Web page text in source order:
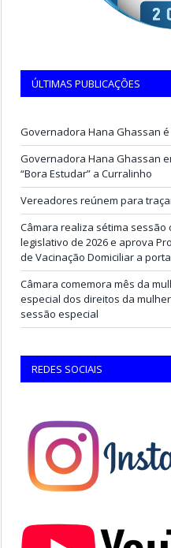
ÚLTIMAS PUBLICAÇÕES
Governadora Hana Ghassan
Governadora Hana Ghassan
“Bora Estudar” a Curralinho
Vereadores reúnem para
Câmara realiza sétima
legislativo de 2026 e aprova
de Vacinação Domiciliar a
Câmara comemora mês da
especial dos direitos da
sessão especial
REDES SOCIAIS